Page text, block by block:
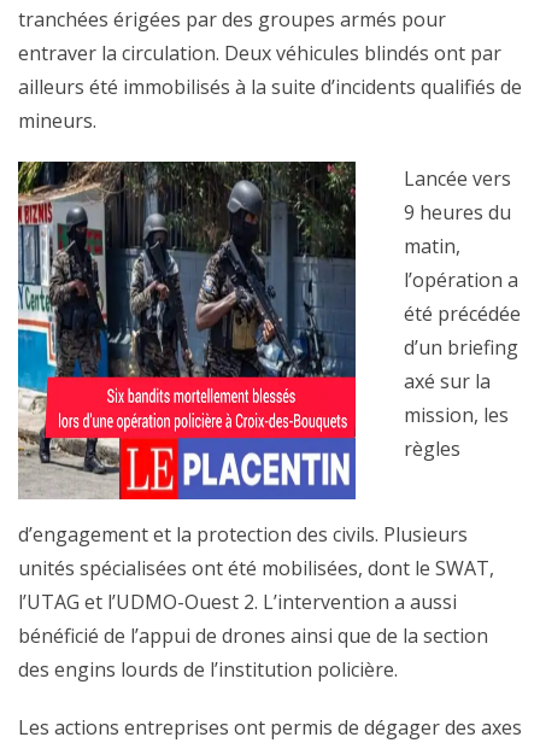
tranchées érigées par des groupes armés pour
entraver la circulation. Deux véhicules blindés ont par
ailleurs été immobilisés à la suite d’incidents qualifiés de
mineurs.
Lancée vers
9 heures du
matin,
l’opération a
été précédée
d’un briefing
axé sur la
mission, les
règles
d’engagement et la protection des civils. Plusieurs
unités spécialisées ont été mobilisées, dont le SWAT,
l’UTAG et l’UDMO-Ouest 2. L’intervention a aussi
bénéficié de l’appui de drones ainsi que de la section
des engins lourds de l’institution policière.
Les actions entreprises ont permis de dégager des axes